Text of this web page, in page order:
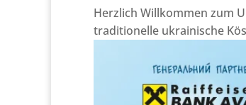
Herzlich Willkommen zum
traditionelle ukrainische